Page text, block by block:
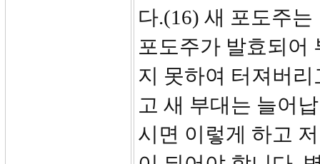
다.(16) 새 포도주
포도주가 발효되어
지 못하여 터져버
고 새 부대는 늘어
시면 이렇게 하고